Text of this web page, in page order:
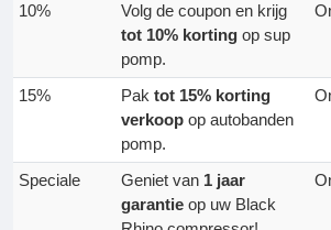
10%
Volg de coupon en krijg
tot 10% korting op sup
pomp.
15% Pak tot 15% korting
verkoop op autobanden
pomp.
Speciale Geniet van 1 jaar
garantie op uw Black